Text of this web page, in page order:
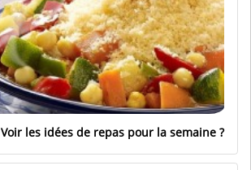
Voir les idées de repas pour la semaine